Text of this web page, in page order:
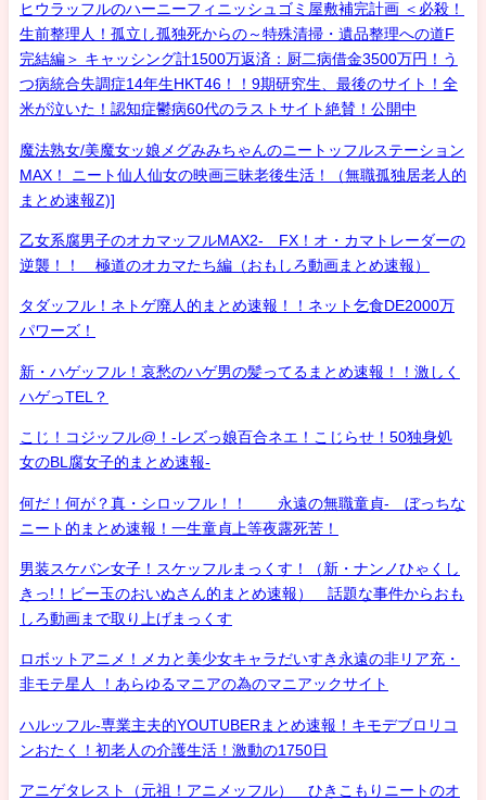
ヒウラッフルのハーニーフィニッシュゴミ屋敷補完計画 ＜必殺！
生前整理人！孤立し孤独死からの～特殊清掃・遺品整理への道F
完結編＞ キャッシング計1500万返済：厨二病借金3500万円！う
つ病統合失調症14年生HKT46！！9期研究生、最後のサイト！全
米が泣いた！認知症鬱病60代のラストサイト絶賛！公開中
魔法熟女/美魔女ッ娘メグみみちゃんのニートッフルステーション
MAX！ ニート仙人仙女の映画三昧老後生活！（無職孤独居老人的
まとめ速報Z)]
乙女系腐男子のオカマッフルMAX2- FX！オ・カマトレーダーの
逆襲！！ 極道のオカマたち編（おもしろ動画まとめ速報）
タダッフル！ネトゲ廃人的まとめ速報！！ネット乞食DE2000万
パワーズ！
新・ハゲッフル！哀愁のハゲ男の髪ってるまとめ速報！！激しく
ハゲっTEL？
こじ！コジッフル@！-レズっ娘百合ネエ！こじらせ！50独身処
女のBL腐女子的まとめ速報-
何だ！何が？真・シロッフル！！ 永遠の無職童貞- ぼっちな
ニート的まとめ速報！一生童貞上等夜露死苦！
男装スケバン女子！スケッフルまっくす！（新・ナンノひゃくし
きっ!！ビー玉のおいぬさん的まとめ速報） 話題な事件からおも
しろ動画まで取り上げまっくす
ロボットアニメ！メカと美少女キャラだいすき永遠の非リア充・
非モテ星人 ！あらゆるマニアの為のマニアックサイト
ハルッフル-専業主夫的YOUTUBERまとめ速報！キモデブロリコ
ンおたく！初老人の介護生活！激動の1750日
アニゲタレスト（元祖！アニメッフル） ひきこもりニートのオ